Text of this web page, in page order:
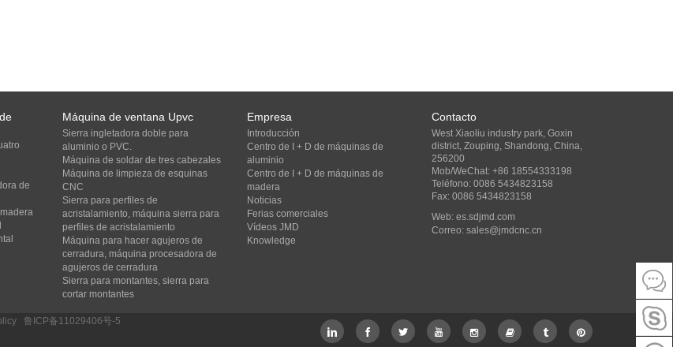
de
Máquina de ventana Upvc
Sierra ingletadora doble para
aluminio o PVC.
Máquina de soldar de tres cabezales
Máquina de limpieza de esquinas
CNC
Sierra para perfiles de
acristalamiento, máquina sierra para
perfiles de acristalamiento
Máquina para hacer agujeros de
cerradura, máquina procesadora de
agujeros de cerradura
Sierra para montantes, sierra para
cortar montantes
Empresa
Introducción
Centro de I + D de máquinas de
aluminio
Centro de I + D de máquinas de
madera
Noticias
Ferias comerciales
Vídeos JMD
Knowledge
Contacto
West Xiaoliu industry park, Goxin
district, Zouping, Shandong, China,
256200
Mob/WeChat: +86 18554333198
Teléfono: 0086 5434823158
Fax: 0086 5434823158
Web: es.sdjmd.com
Correo: sales@jmdcnc.cn
鲁ICP备11029406号-5